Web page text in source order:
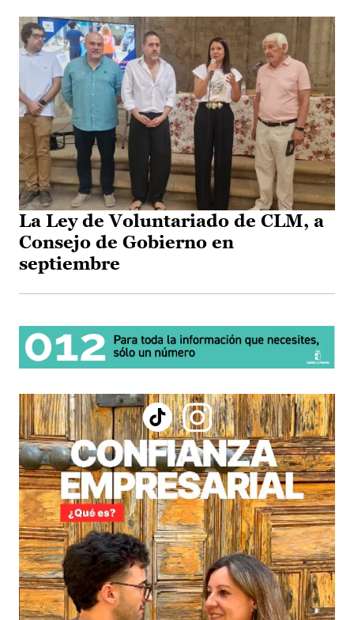
La Ley de Voluntariado de CLM, a
Consejo de Gobierno en
septiembre